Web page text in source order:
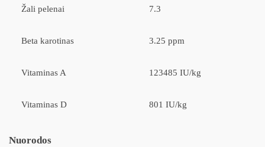
Žali pelenai 7.3
Beta karotinas 3.25 ppm
Vitaminas A 123485 IU/kg
Vitaminas D 801 IU/kg
Nuorodos